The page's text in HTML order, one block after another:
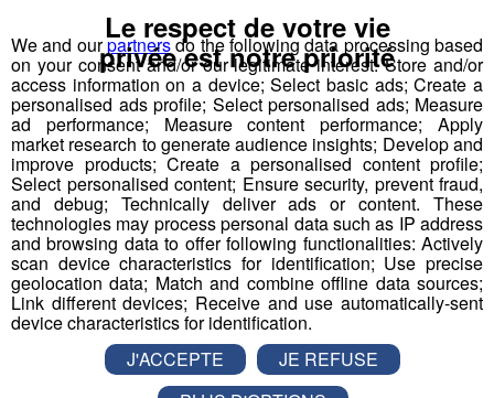
Haute-Savoie : pour les fêtes de
fin d'année, la Poste recrute
massivement
Publié par La Rédaction Radio Mont Blanc-21 novembre
2025 à 11h50
We and ourpartnersdo the following data processing based
on your consent and/or our legitimate interest: Store and/or
access information on a device; Select basic ads; Create a
personalised ads profile; Select personalised ads; Measure
ad performance; Measure content performance; Apply
market research to generate audience insights; Develop and
improve products; Create a personalised content profile;
Select personalised content; Ensure security, prevent fraud,
and debug; Technically deliver ads or content. These
technologies may process personal data such as IP address
and browsing data to offer following functionalities: Actively
scan device characteristics for identification; Use precise
geolocation data; Match and combine offline data sources;
Link different devices; Receive and use automatically-sent
device characteristics for identification.
Le respect de votre vie
privée est notre priorité
J'ACCEPTE
JE REFUSE